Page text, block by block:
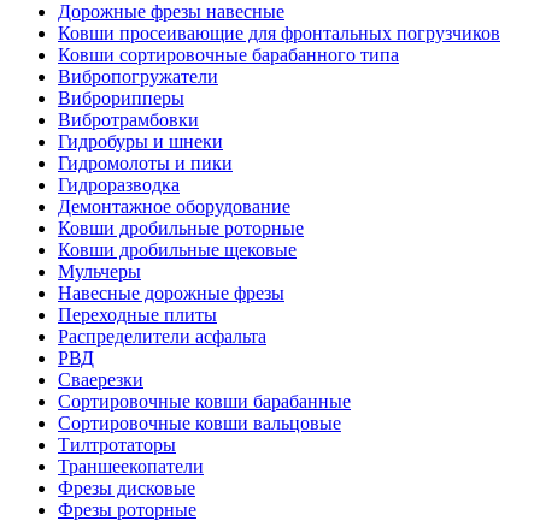
Дорожные фрезы навесные
Ковши просеивающие для фронтальных погрузчиков
Ковши сортировочные барабанного типа
Вибропогружатели
Виброрипперы
Вибротрамбовки
Гидробуры и шнеки
Гидромолоты и пики
Гидроразводка
Демонтажное оборудование
Ковши дробильные роторные
Ковши дробильные щековые
Мульчеры
Навесные дорожные фрезы
Переходные плиты
Распределители асфальта
РВД
Сваерезки
Сортировочные ковши барабанные
Сортировочные ковши вальцовые
Тилтротаторы
Траншеекопатели
Фрезы дисковые
Фрезы роторные